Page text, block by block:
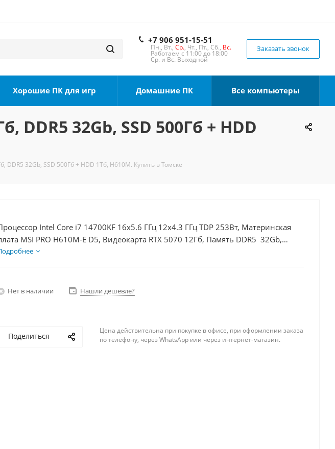
+7 906 951-15-51
Пн., Вт., Ср., Чт., Пт., Сб., Вс.
Работаем с 11:00 до 18:00
Ср. и Вс. Выходной
Заказать звонок
Хорошие ПК для игр Домашние ПК Все компьютеры
DDR5 32Gb, SSD 500Гб + HDD
DDR5 32Gb, SSD 500Гб + HDD 1Тб, H610M. Купить в Томске
Intel Core i7 14700KF 16x5.6 ГГц 12x4.3 ГГц TDP 253Вт, Материнская
MSI PRO H610M-E D5, Видеокарта RTX 5070 12Гб, Память DDR5 32Gb,
SSD 500Гб + HDD 1Тб, БП 750Вт
Нет в наличии Нашли дешевле?
Поделиться
Цена действительна при покупке в офисе, при оформлении заказа
по телефону, через WhatsApp или через интернет-магазин.